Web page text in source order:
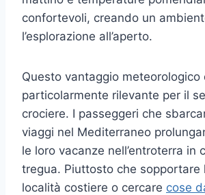
confortevoli, creando un
l’esplorazione all’aperto.
Questo vantaggio meteorologico
particolarmente rilevante per il
crociere. I passeggeri che
viaggi nel Mediterraneo
le loro vacanze nell’entroterra in
tregua. Piuttosto che sopportare
località costiere o cercare cose